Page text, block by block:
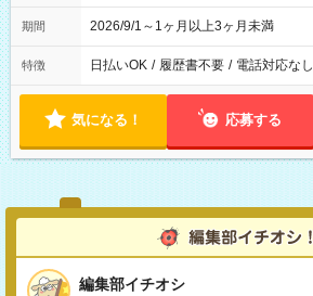
期間 2026/9/1～1ヶ月以上3ヶ月未満
特徴 日払いOK / 履歴書不要 / 電話対応なし
気になる！ 応募する
編集部イチオシ